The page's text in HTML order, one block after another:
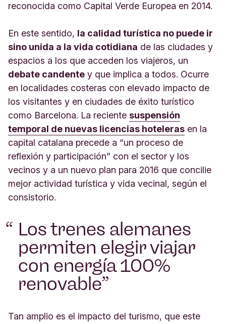
reconocida como Capital Verde Europea en 2014.
En este sentido, la calidad turística no puede ir
sino unida a la vida cotidiana de las ciudades y
espacios a los que acceden los viajeros, un
debate candente y que implica a todos. Ocurre
en localidades costeras con elevado impacto de
los visitantes y en ciudades de éxito turístico
como Barcelona. La reciente suspensión
temporal de nuevas licencias hoteleras en la
capital catalana precede a “un proceso de
reflexión y participación” con el sector y los
vecinos y a un nuevo plan para 2016 que concilie
mejor actividad turística y vida vecinal, según el
consistorio.
Los trenes alemanes
permiten elegir viajar
con energía 100%
renovable
Tan amplio es el impacto del turismo, que este